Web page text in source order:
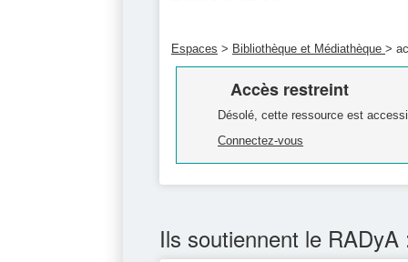
Espaces > Bibliothèque et Médiathèque >
Accès restreint
Désolé, cette ressource est
Connectez-vous
Ils soutiennent le RADyA